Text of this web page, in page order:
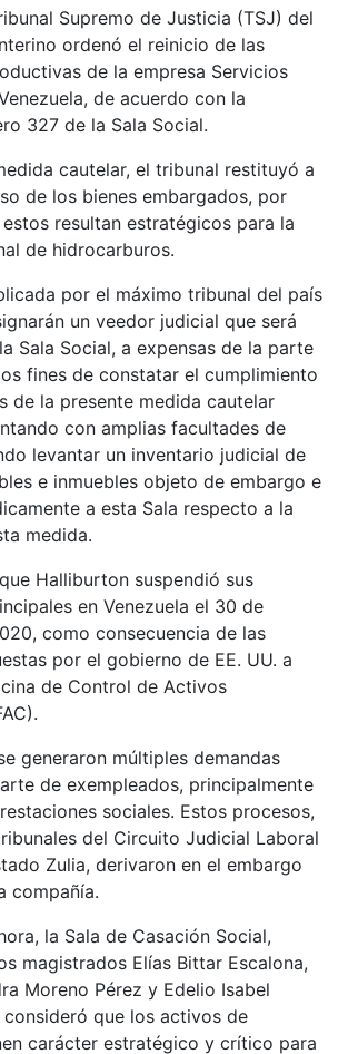
Supremo de Justicia (TSJ) del
ordenó el reinicio de las
de la empresa Servicios
de acuerdo con la
327 de la Sala Social.
cautelar, el tribunal restituyó a
de los bienes embargados, por
resultan estratégicos para la
de hidrocarburos.
por el máximo tribunal del país
un veedor judicial que será
Sala Social, a expensas de la parte
fines de constatar el cumplimiento
de la presente medida cautelar
con amplias facultades de
levantar un inventario judicial de
e inmuebles objeto de embargo e
a esta Sala respecto a la
medida.
Halliburton suspendió sus
en Venezuela el 30 de
como consecuencia de las
por el gobierno de EE. UU. a
de Control de Activos
generaron múltiples demandas
de exempleados, principalmente
sociales. Estos procesos,
del Circuito Judicial Laboral
Zulia, derivaron en el embargo
compañía.
la Sala de Casación Social,
magistrados Elías Bittar Escalona,
Moreno Pérez y Edelio Isabel
consideró que los activos de
carácter estratégico y crítico para